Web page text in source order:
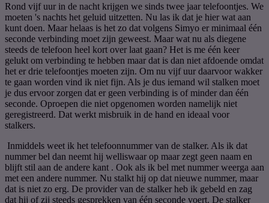
Rond vijf uur in de nacht krijgen we sinds twee jaar telefoontjes. We
moeten 's nachts het geluid uitzetten. Nu las ik dat je hier wat aan
kunt doen. Maar helaas is het zo dat volgens Simyo er minimaal één
seconde verbinding moet zijn geweest. Maar wat nu als diegene
steeds de telefoon heel kort over laat gaan? Het is me één keer
gelukt om verbinding te hebben maar dat is dan niet afdoende omdat
het er drie telefoontjes moeten zijn. Om nu vijf uur daarvoor wakker
te gaan worden vind ik niet fijn. Als je dus iemand wil stalken moet
je dus ervoor zorgen dat er geen verbinding is of minder dan één
seconde. Oproepen die niet opgenomen worden namelijk niet
geregistreerd. Dat werkt misbruik in de hand en ideaal voor
stalkers.
Inmiddels weet ik het telefoonnummer van de stalker. Als ik dat
nummer bel dan neemt hij welliswaar op maar zegt geen naam en
blijft stil aan de andere kant . Ook als ik bel met nummer weerga aan
met een andere nummer. Nu stalkt hij op dat nieuwe nummer, maar
dat is niet zo erg. De provider van de stalker heb ik gebeld en zag
dat hij of zij steeds gesprekken van één seconde voert. De stalker